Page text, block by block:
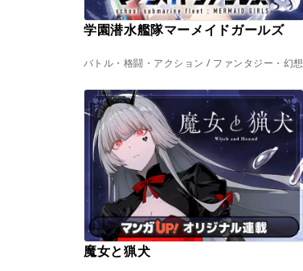
学園潜水艦隊マーメイドガールズ
バトル・格闘・アクション / ファンタジー・幻想
魔女と猟犬